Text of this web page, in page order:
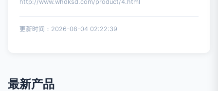
http://www.whdksd.com/product/4.html
更新时间：2026-08-04 02:22:39
最新产品